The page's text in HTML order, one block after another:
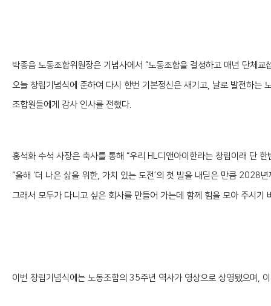
박종음 노동조합위원장은 기념사에서 “노동조합을 결성하고 매년 단체
오늘 창립기념식에 준하여 다시 한번 기본정신은 새기고, 날로 발전하는
조합원들에게 감사 인사를 전했다.
홍석화 수석 사장은 축사를 통해 “우리 HL디앤아이한라는 창립이래 단
“올해 ‘더 나은 삶을 위한, 가치 있는 도전’의 첫 발을 내딛은 만큼 2028
그래서 모두가 다니고 싶은 회사를 만들어 가는데 함께 힘을 모아 주시기
이번 창립기념식에는 노동조합의 35주년 역사가 영상으로 상영됐으며,